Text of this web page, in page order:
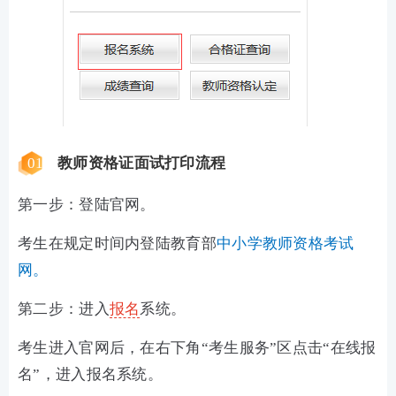
01 教师资格证面试打印流程
第一步：登陆官网。
考生在规定时间内登陆教育部中小学教师资格考试
网。
第二步：进入报名系统。
考生进入官网后，在右下角“考生服务”区点击“在线报
名”，进入报名系统。